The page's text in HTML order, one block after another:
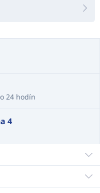
24 hodín
4